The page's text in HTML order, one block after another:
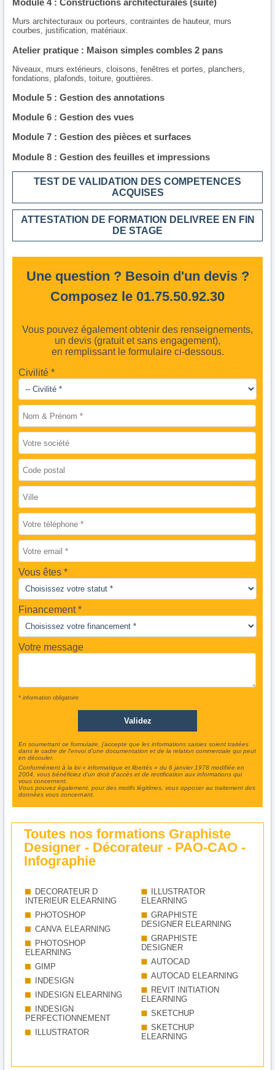
Module 4 : Constructions architecturales (suite)
Murs architecturaux ou porteurs, contraintes de hauteur, murs
courbes, justification, matériaux.
Atelier pratique : Maison simples combles 2 pans
Niveaux, murs extérieurs, cloisons, fenêtres et portes, planchers,
fondations, plafonds, toiture, gouttières.
Module 5 : Gestion des annotations
Module 6 : Gestion des vues
Module 7 : Gestion des pièces et surfaces
Module 8 : Gestion des feuilles et impressions
TEST DE VALIDATION DES COMPETENCES
ACQUISES
ATTESTATION DE FORMATION DELIVREE EN FIN
DE STAGE
Une question ? Besoin d'un devis ?
Composez le 01.75.50.92.30
Vous pouvez également obtenir des renseignements,
un devis (gratuit et sans engagement),
en remplissant le formulaire ci-dessous.
Civilité *
Vous êtes
Financement *
Votre message
* information obligatoire
En soumettant ce formulaire, j'accepte que les informations saisies soient traitées
dans le cadre de l'envoi d'une documentation et de la relation commerciale qui peut
en découler.
Conformément à la loi « informatique et libertés » du 6 janvier 1978 modifiée en
2004, vous bénéficiez d'un droit d'accès et de rectification aux informations qui
vous concernent.
Vous pouvez également, pour des motifs légitimes, vous opposer au traitement des
données vous concernant.
Toutes nos formations Graphiste
Designer - Décorateur - PAO-CAO -
Infographie
DECORATEUR D
INTERIEUR ELEARNING
PHOTOSHOP
CANVA ELEARNING
PHOTOSHOP
ELEARNING
GIMP
INDESIGN
INDESIGN ELEARNING
INDESIGN
PERFECTIONNEMENT
ILLUSTRATOR
ILLUSTRATOR
ELEARNING
GRAPHISTE
DESIGNER ELEARNING
GRAPHISTE
DESIGNER
AUTOCAD
AUTOCAD ELEARNING
REVIT INITIATION
ELEARNING
SKETCHUP
SKETCHUP
ELEARNING